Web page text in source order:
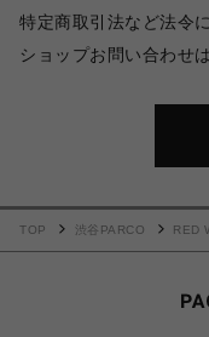
特定商取引法など法令
ショップお問い合わせは
TOP 渋谷PARCO RED